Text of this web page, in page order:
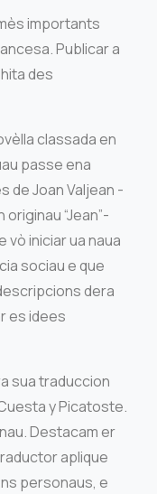
importants
Publicar a
des
classada en
passe ena
de Joan Valjean -
“Jean”-
iniciar ua naua
sociau e que
dera
es idees
sua traduccion
y Picatoste.
Destacam er
aplique
personaus, e